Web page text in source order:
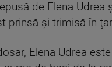
de Elena
prinsă şi trimisă în
Elena Udrea